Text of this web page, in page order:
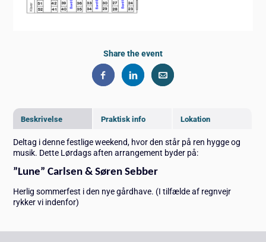
Beskrivelse Praktisk info Lokation
Deltag i denne festlige weekend, hvor den står på ren hygge og
musik. Dette Lørdags aften arrangement byder på:
”Lune” Carlsen & Søren Sebber
Herlig sommerfest i den nye gårdhave. (I tilfælde af regnvejr
rykker vi indenfor)
Share the event